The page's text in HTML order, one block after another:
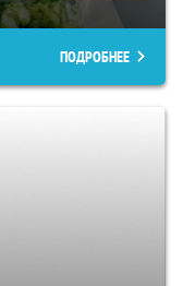
ПОДРОБНЕЕ